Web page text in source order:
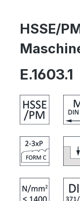
HSSE/
E.1603.1